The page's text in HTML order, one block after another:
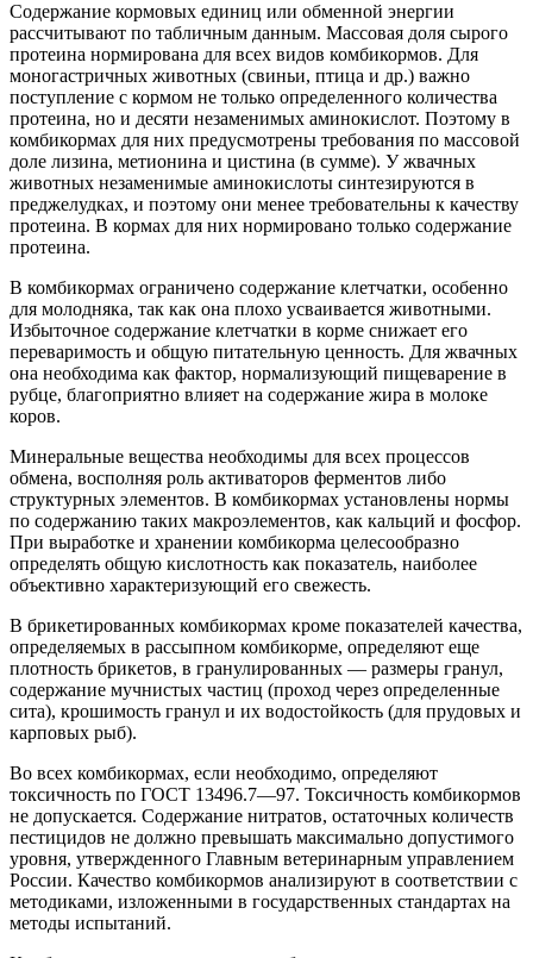
Содержание кормовых единиц или обменной энергии
рассчитывают по табличным данным. Массовая доля сырого
протеина нормирована для всех видов комбикормов. Для
моногастричных животных (свиньи, птица и др.) важно
поступление с кормом не только определенного количества
протеина, но и десяти незаменимых аминокислот. Поэтому в
комбикормах для них предусмотрены требования по массовой
доле лизина, метионина и цистина (в сумме). У жвачных
животных незаменимые аминокислоты синтезируются в
преджелудках, и поэтому они менее требовательны к качеству
протеина. В кормах для них нормировано только содержание
протеина.
В комбикормах ограничено содержание клетчатки, особенно
для молодняка, так как она плохо усваивается животными.
Избыточное содержание клетчатки в корме снижает его
переваримость и общую питательную ценность. Для жвачных
она необходима как фактор, нормализующий пищеварение в
рубце, благоприятно влияет на содержание жира в молоке
коров.
Минеральные вещества необходимы для всех процессов
обмена, восполняя роль активаторов ферментов либо
структурных элементов. В комбикормах установлены нормы
по содержанию таких макроэлементов, как кальций и фосфор.
При выработке и хранении комбикорма целесообразно
определять общую кислотность как показатель, наиболее
объективно характеризующий его свежесть.
В брикетированных комбикормах кроме показателей качества,
определяемых в рассыпном комбикорме, определяют еще
плотность брикетов, в гранулированных — размеры гранул,
содержание мучнистых частиц (проход через определенные
сита), крошимость гранул и их водостойкость (для прудовых и
карповых рыб).
Во всех комбикормах, если необходимо, определяют
токсичность по ГОСТ 13496.7—97. Токсичность комбикормов
не допускается. Содержание нитратов, остаточных количеств
пестицидов не должно превышать максимально допустимого
уровня, утвержденного Главным ветеринарным управлением
России. Качество комбикормов анализируют в соответствии с
методиками, изложенными в государственных стандартах на
методы испытаний.